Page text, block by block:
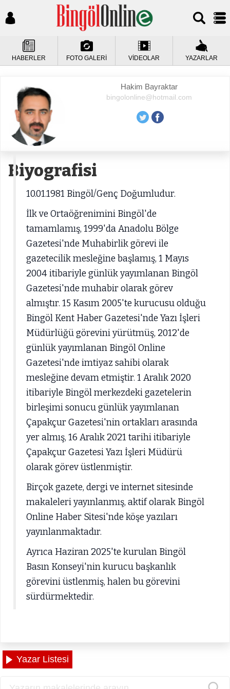
HABERLER FOTO GALERİ VİDEOLAR YAZARLAR
Hakim Bayraktar
bingolonline@hotmail.com
Biyografisi
10.01.1981 Bingöl/Genç Doğumludur.
İlk ve Ortaöğrenimini Bingöl'de
tamamlamış, 1999'da Anadolu Bölge
Gazetesi'nde Muhabirlik görevi ile
gazetecilik mesleğine başlamış, 1 Mayıs
2004 itibariyle günlük yayımlanan Bingöl
Gazetesi'nde muhabir olarak görev
almıştır. 15 Kasım 2005'te kurucusu olduğu
Bingöl Kent Haber Gazetesi'nde Yazı İşleri
Müdürlüğü görevini yürütmüş, 2012'de
günlük yayımlanan Bingöl Online
Gazetesi'nde imtiyaz sahibi olarak
mesleğine devam etmiştir. 1 Aralık 2020
itibariyle Bingöl merkezdeki gazetelerin
birleşimi sonucu günlük yayımlanan
Çapakçur Gazetesi'nin ortakları arasında
yer almış, 16 Aralık 2021 tarihi itibariyle
Çapakçur Gazetesi Yazı İşleri Müdürü
olarak görev üstlenmiştir.
Birçok gazete, dergi ve internet sitesinde
makaleleri yayınlanmış, aktif olarak Bingöl
Online Haber Sitesi'nde köşe yazıları
yayınlanmaktadır.
Ayrıca Haziran 2025'te kurulan Bingöl
Basın Konseyi'nin kurucu başkanlık
görevini üstlenmiş, halen bu görevini
sürdürmektedir.
Yazar Listesi